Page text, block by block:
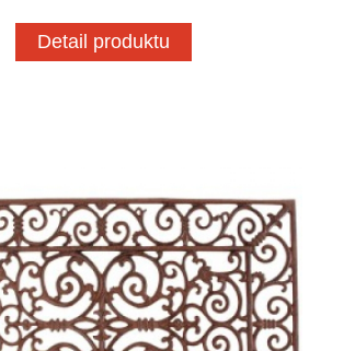
Detail produktu